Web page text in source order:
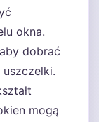
okna.
dobrać
mogą